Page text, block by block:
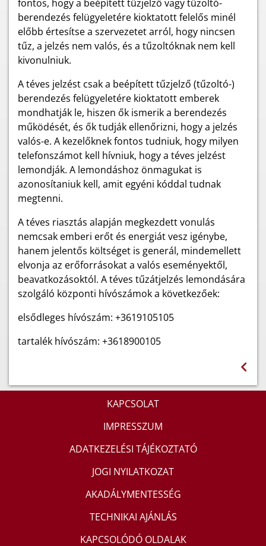
fontos, hogy a beépített tűzjelző vagy tűzoltó-
berendezés felügyeletére kioktatott felelős minél
előbb értesítse a szervezetet arról, hogy nincsen
tűz, a jelzés nem valós, és a tűzoltóknak nem kell
kivonulniuk.
A téves jelzést csak a beépített tűzjelző (tűzoltó-)
berendezés felügyeletére kioktatott emberek
mondhatják le, hiszen ők ismerik a berendezés
működését, és ők tudják ellenőrizni, hogy a jelzés
valós-e. A kezelőknek fontos tudniuk, hogy milyen
telefonszámot kell hívniuk, hogy a téves jelzést
lemondják. A lemondáshoz önmagukat is
azonosítaniuk kell, amit egyéni kóddal tudnak
megtenni.
A téves riasztás alapján megkezdett vonulás
nemcsak emberi erőt és energiát vesz igénybe,
hanem jelentős költséget is generál, mindemellett
elvonja az erőforrásokat a valós eseményektől,
beavatkozásoktól. A téves tűzátjelzés lemondására
szolgáló központi hívószámok a következőek:
elsődleges hívószám: +3619105105
tartalék hívószám: +3618900105
KAPCSOLAT
IMPRESSZUM
ADATKEZELÉSI TÁJÉKOZTATÓ
JOGI NYILATKOZAT
AKADÁLYMENTESSÉG
TECHNIKAI AJÁNLÁS
KAPCSOLÓDÓ OLDALAK